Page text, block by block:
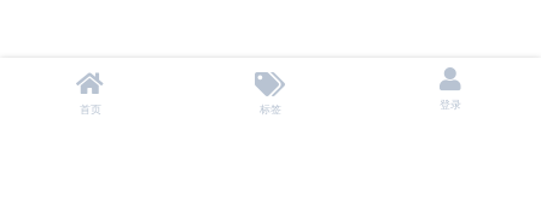
首页 标签 登录